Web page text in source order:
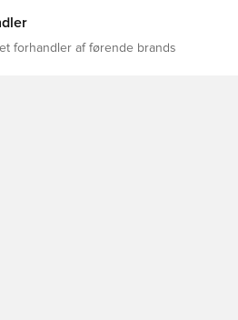
Almindelig længde Særligt vævet mærke
krave
forhandler af førende brands